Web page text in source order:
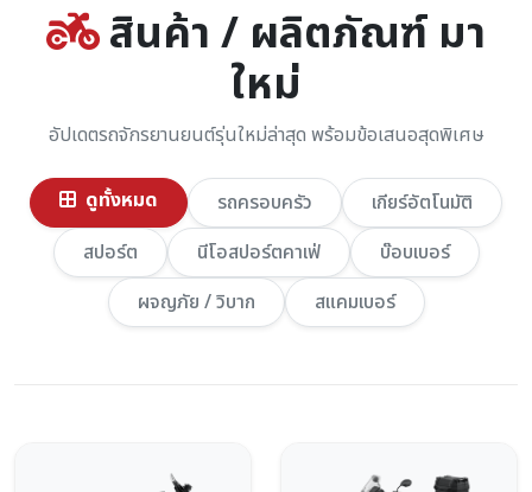
สินค้า / ผลิตภัณฑ์ มา
ใหม่
อัปเดตรถจักรยานยนต์รุ่นใหม่ล่าสุด พร้อมข้อเสนอสุดพิเศษ
ดูทั้งหมด รถครอบครัว
เกียร์อัตโนมัติ
สปอร์ต
นีโอสปอร์ตคาเฟ่
บ๊อบเบอร์
ผจญภัย / วิบาก
สแคมเบอร์